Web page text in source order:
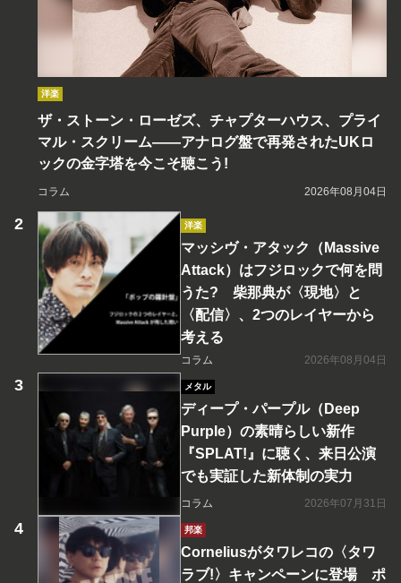
洋楽
ザ・ストーン・ローゼズ、チャプターハウス、プライ
マル・スクリーム――アナログ盤で再発されたUKロ
ックの金字塔を今こそ聴こう!
コラム 2026年08月04日
洋楽
マッシヴ・アタック（Massive
Attack）はフジロックで何を問
うた? 柴那典が〈現地〉と
〈配信〉、2つのレイヤーから
考える
コラム 2026年08月04日
メタル
ディープ・パープル（Deep
Purple）の素晴らしい新作
『SPLAT!』に聴く、来日公演
でも実証した新体制の実力
コラム 2026年07月31日
邦楽
Corneliusがタワレコの〈タワ
ラブ!〉キャンペーンに登場 ポ